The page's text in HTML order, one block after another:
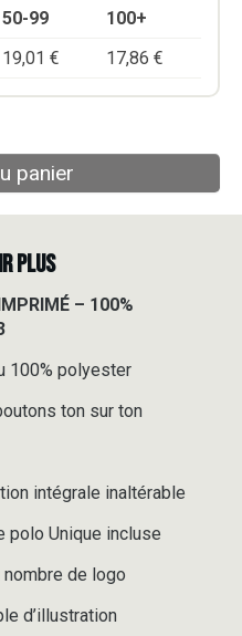
50-99
100+
19,01 € 17,86 €
panier
PLUS
– 100%
100% polyester
ton sur ton
intégrale inaltérable
polo Unique incluse
de logo
d’illustration